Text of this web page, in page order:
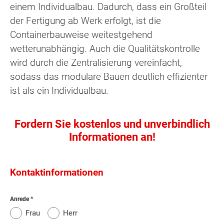
einem Individualbau. Dadurch, dass ein Großteil
der Fertigung ab Werk erfolgt, ist die
Containerbauweise weitestgehend
wetterunabhängig. Auch die Qualitätskontrolle
wird durch die Zentralisierung vereinfacht,
sodass das modulare Bauen deutlich effizienter
ist als ein Individualbau.
Fordern Sie kostenlos und unverbindlich
Informationen an!
Kontaktinformationen
Anrede
Frau Herr